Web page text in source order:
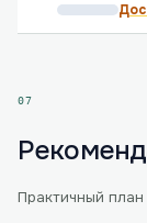
07
Практичный